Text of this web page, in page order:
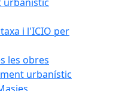
i l'ICIO per
les obres
urbanístic